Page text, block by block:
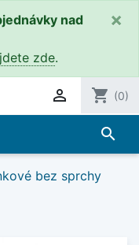
nad
zde.
×
 shopping_cart (0)
search
bez sprchy